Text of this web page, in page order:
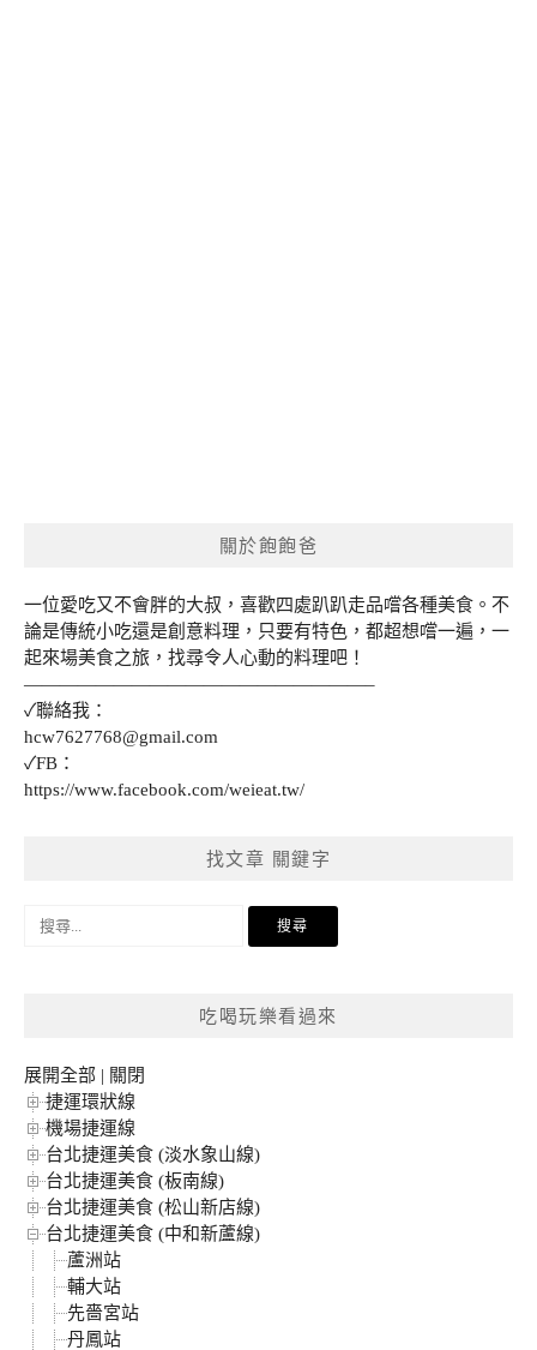
關於飽飽爸
一位愛吃又不會胖的大叔，喜歡四處趴趴走品嚐各種美食。不
論是傳統小吃還是創意料理，只要有特色，都超想嚐一遍，一
起來場美食之旅，找尋令人心動的料理吧！
———————————————————–
✓聯絡我：
hcw7627768@gmail.com
✓FB：
https://www.facebook.com/weieat.tw/
找文章 關鍵字
搜
吃喝玩樂看過來
展開全部 | 關閉
捷運環狀線
機場捷運線
台北捷運美食 (淡水象山線)
台北捷運美食 (板南線)
台北捷運美食 (松山新店線)
台北捷運美食 (中和新蘆線)
蘆洲站
輔大站
先嗇宮站
丹鳳站